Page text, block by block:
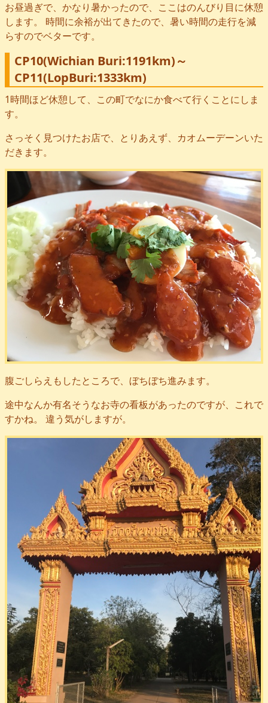
お昼過ぎで、かなり暑かったので、ここはのんびり目に休憩
します。 時間に余裕が出てきたので、暑い時間の走行を減
らすのでベターです。
CP10(Wichian Buri:1191km)～
CP11(LopBuri:1333km)
1時間ほど休憩して、この町でなにか食べて行くことにしま
す。
さっそく見つけたお店で、とりあえず、カオムーデーンいた
だきます。
腹ごしらえもしたところで、ぼちぼち進みます。
途中なんか有名そうなお寺の看板があったのですが、これで
すかね。 違う気がしますが。